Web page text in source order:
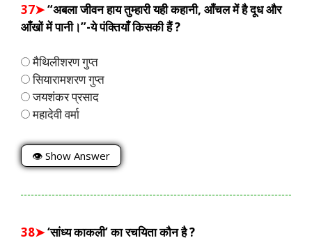
37➤“अबला जीवन हाय तुम्हारी यही कहानी, आँचल में है दूध और
आँखों में पानी।”-ये पंक्तियाँ किसकी हैं ?
मैथिलीशरण गुप्त
सियारामशरण गुप्त
जयशंकर प्रसाद
महादेवी वर्मा
👁 Show Answer
38➤‘सांध्य काकली’ का रचयिता कौन है ?